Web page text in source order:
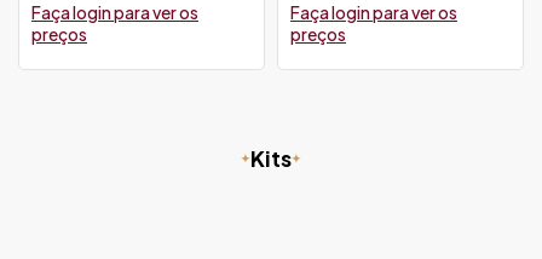
Faça login para ver os
preços
Faça login para ver os
preços
Kits